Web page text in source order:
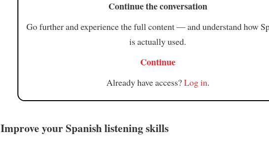
Continue the conversation
Go further and experience the full content — and understand how
is actually used.
Continue
Already have access?Log in.
Improve your Spanish listening skills